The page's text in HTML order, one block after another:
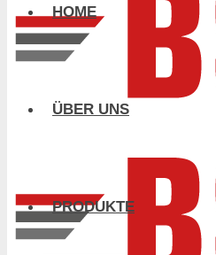
HOME
ÜBER UNS
PRODUKTE